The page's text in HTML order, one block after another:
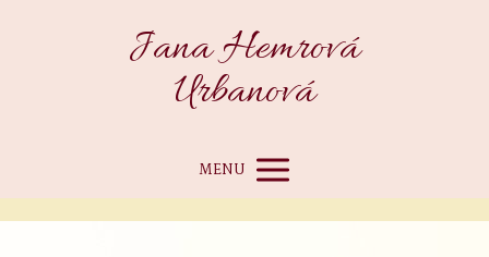
Jana Hemrová
Urbanová
MENU